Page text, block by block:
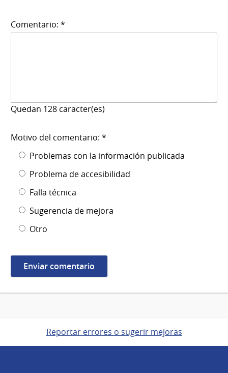
Comentario: *
Quedan 128 caracter(es)
Motivo del comentario: *
Problemas con la información publicada
Problema de accesibilidad
Falla técnica
Sugerencia de mejora
Otro
Reportar errores o sugerir mejoras